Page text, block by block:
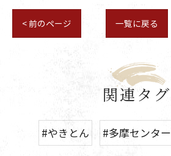
< 前のページ 一覧に戻る
関連タグ
#やきとん #多摩センター